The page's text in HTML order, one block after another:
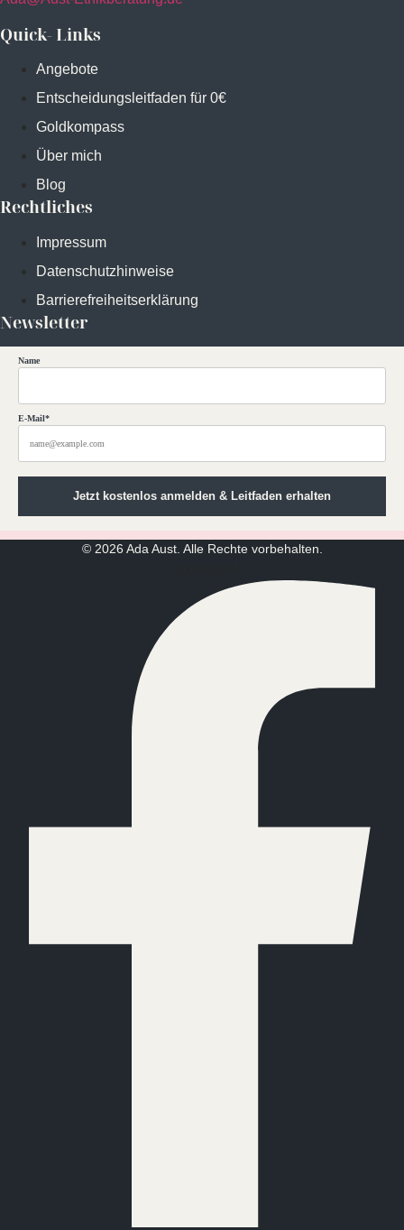
Quick- Links
Angebote
Entscheidungsleitfaden für 0€
Goldkompass
Über mich
Blog
Rechtliches
Impressum
Datenschutzhinweise
Barrierefreiheitserklärung
Newsletter
Name
E-Mail*
Jetzt kostenlos anmelden & Leitfaden erhalten
© 2026 Ada Aust. Alle Rechte vorbehalten.